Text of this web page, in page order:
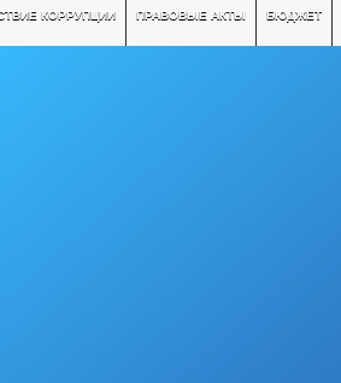
КОРРУПЦИИ ПРАВОВЫЕ АКТЫ БЮДЖЕТ